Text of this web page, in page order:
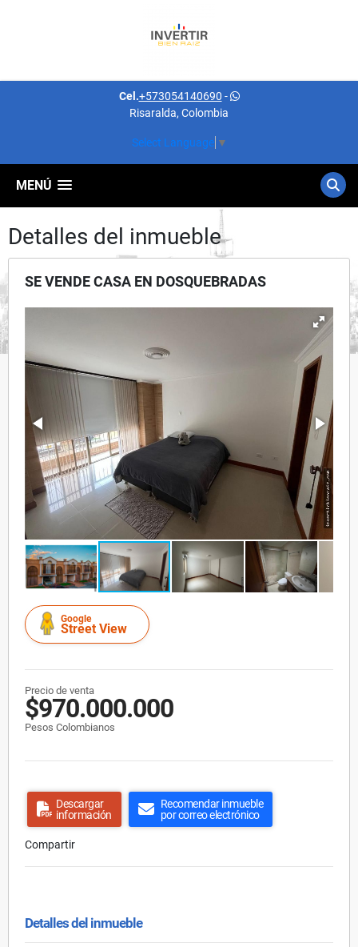
Cel.+573054140690 -
Risaralda, Colombia
Select Language ▼
MENÚ
Detalles del inmueble
SE VENDE CASA EN DOSQUEBRADAS
Google
Street View
Precio de venta
$970.000.000
Pesos Colombianos
Descargar
información
Recomendar inmueble
por correo electrónico
Compartir
Detalles del inmueble